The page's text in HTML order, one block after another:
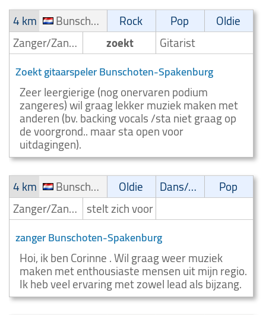
4 km
Bunschoten-Spakenburg Rock Pop
Oldie
Zanger/Zangeres
zoekt Gitarist
Zoekt gitaarspeler Bunschoten-Spakenburg
Zeer leergierige (nog onervaren podium
zangeres) wil graag lekker muziek maken met
anderen (bv. backing vocals /sta niet graag op
de voorgrond.. maar sta open voor
uitdagingen).
4 km
Bunschoten-Spakenburg Oldie Dans/Amusementsmuziek
Pop
Zanger/Zangeres stelt zich voor
zanger Bunschoten-Spakenburg
Hoi, ik ben Corinne . Wil graag weer muziek
maken met enthousiaste mensen uit mijn regio.
Ik heb veel ervaring met zowel lead als bijzang.